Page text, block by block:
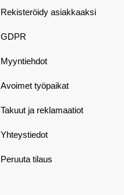
Rekisteröidy asiakkaaksi
GDPR
Myyntiehdot
Avoimet työpaikat
Takuut ja reklamaatiot
Yhteystiedot
Peruuta tilaus